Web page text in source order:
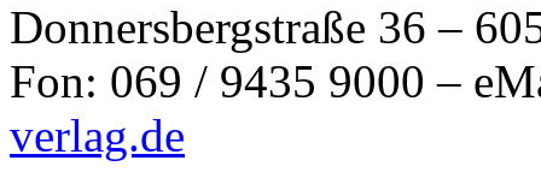
Donnersbergstraße 36 –
Fon: 069 / 9435 9000 –
verlag.de